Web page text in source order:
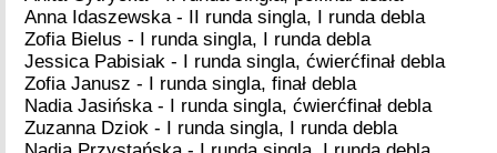
Anna Idaszewska - II runda singla, I runda debla
Zofia Bielus - I runda singla, I runda debla
Jessica Pabisiak - I runda singla, ćwierćfinał debla
Zofia Janusz - I runda singla, finał debla
Nadia Jasińska - I runda singla, ćwierćfinał debla
Zuzanna Dziok - I runda singla, I runda debla